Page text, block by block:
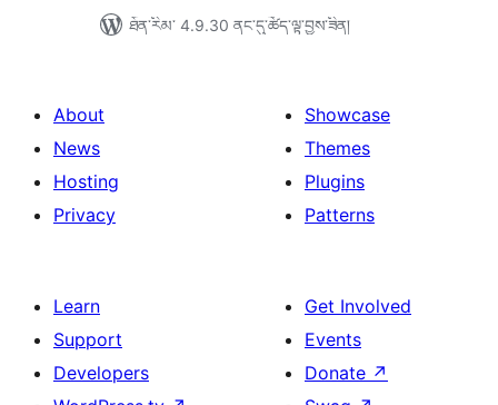
ཐོན་རིམ་ 4.9.30 ནང་དུ་ཚོད་ལྟ་བྱས་ཟིན།
About
News
Hosting
Privacy
Showcase
Themes
Plugins
Patterns
Learn
Support
Developers
Get Involved
Events
Donate ↗